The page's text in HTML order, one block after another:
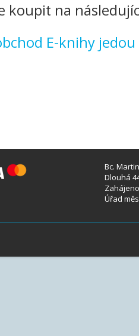
koupit na
E-knihy jedou
Bc.
Dlouhá
Úřad